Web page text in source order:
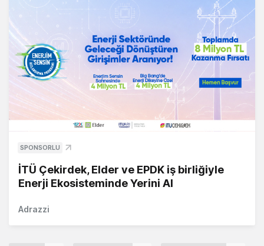
SPONSORLU
İTÜ Çekirdek, Elder ve EPDK iş birliğiyle
Enerji Ekosisteminde Yerini Al
Adrazzi